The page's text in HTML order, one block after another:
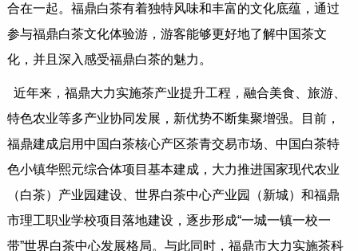
合在一起。福鼎白茶有着独特风味和丰富的文化底蕴，通过
参与福鼎白茶文化体验游，游客能够更好地了解中国茶文
化，并且深入感受福鼎白茶的魅力。
近年来，福鼎大力实施茶产业提升工程，融合美食、旅游、
特色农业等多产业协同发展，新优势不断集聚增强。目前，
福鼎建成启用中国白茶核心产区茶青交易市场、中国白茶特
色小镇华熙元综合体项目基本建成，大力推进国家现代农业
（白茶）产业园建设、世界白茶中心产业园（新城）和福鼎
市理工职业学校项目落地建设，逐步形成“一城一镇一校一
带”世界白茶中心发展格局。与此同时，福鼎市大力实施茶科